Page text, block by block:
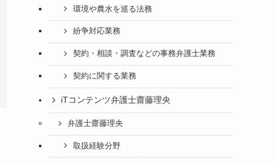
環境や農水を巡る法務
紛争対応業務
契約・相談・調査などの事務弁護士業務
契約に関する業務
iTコンテンツ弁護士齋藤理央
弁護士齋藤理央
取扱経験分野